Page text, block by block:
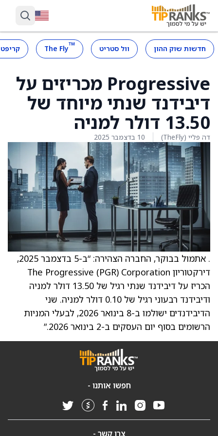
חדשות שוק ההון וול סטריט ™
The Fly
Progressive מכריזים על
דיבידנד שנתי מיוחד של
13.50 דולר למניה
דה פליי (TheFly) 10 בדצמבר 2025
. אתמול בבוקר, החברה הצהירה: “ב-5 בדצמבר 2025,
דירקטוריון The Progressive (PGR) Corporation
הכריז על דיבידנד שנתי רגיל של 13.50 דולר למניה
ודיבידנד רבעוני רגיל של 0.10 דולר למניה. שני
הדיבידנדים ישולמו ב-8 בינואר 2026, לבעלי המניות
הרשומים בסוף יום העסקים ב-2 בינואר 2026.”
חפשו אותנו -
צרו קשר -